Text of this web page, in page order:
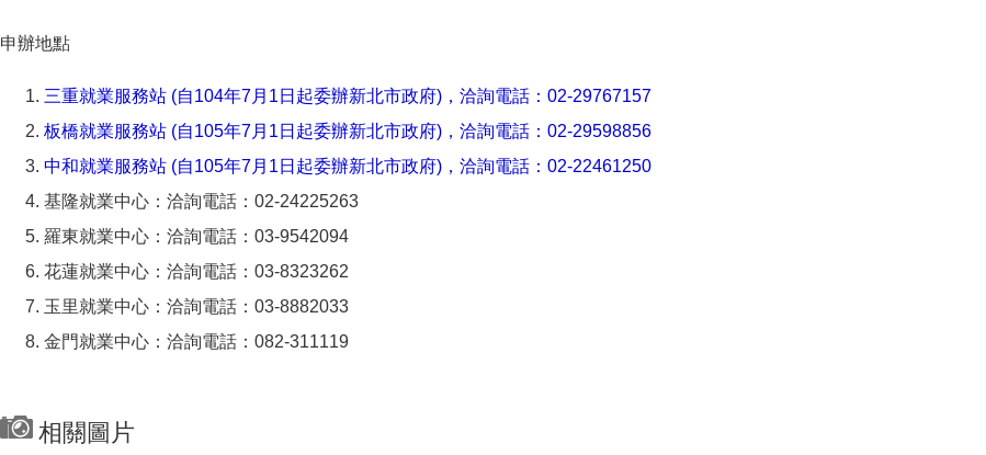
申辦地點
三重就業服務站 (自104年7月1日起委辦新北市政府)，洽詢電話：02-29767157
板橋就業服務站 (自105年7月1日起委辦新北市政府)，洽詢電話：02-29598856
中和就業服務站 (自105年7月1日起委辦新北市政府)，洽詢電話：02-22461250
基隆就業中心：洽詢電話：02-24225263
羅東就業中心：洽詢電話：03-9542094
花蓮就業中心：洽詢電話：03-8323262
玉里就業中心：洽詢電話：03-8882033
金門就業中心：洽詢電話：082-311119
相關圖片